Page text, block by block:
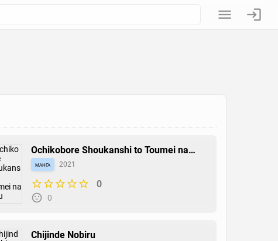
Ochikobore Shoukanshi to Toumei na
Boku
манга 2021
0
0
Chijinde Nobiru